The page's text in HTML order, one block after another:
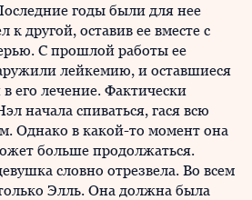
годы были для нее
другой, оставив ее вместе с
С прошлой работы ее
лейкемию, и оставшиеся
его лечение. Фактически
начала спиваться, гася всю
Однако в какой-то момент она
больше продолжаться.
словно отрезвела. Во всем
Элль. Она должна была